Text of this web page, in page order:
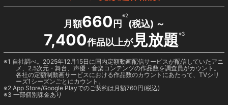
月額660 円
※2
(税込) ～
7,400作品以上が見放題※3
1 自社調べ。2025年12月15日に国内定額動画配信サービスが配信していたアニ
メ、2.5次元・舞台、声優・音楽コンテンツの作品数を調査員がカウント。
各社の定額制動画サービスにおける作品数のカウントにあたって、TVシリ
ーズ1シーズンごとにカウント。
2 App Store/Google Playでのご契約は月額760円(税込)
3 一部個別課金あり